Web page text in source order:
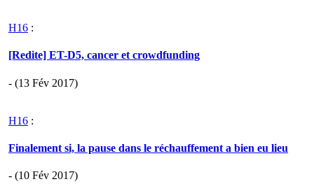
H16 :
[Redite] ET-D5, cancer et crowdfunding
- (13 Fév 2017)
H16 :
Finalement si, la pause dans le réchauffement a bien eu lieu
- (10 Fév 2017)